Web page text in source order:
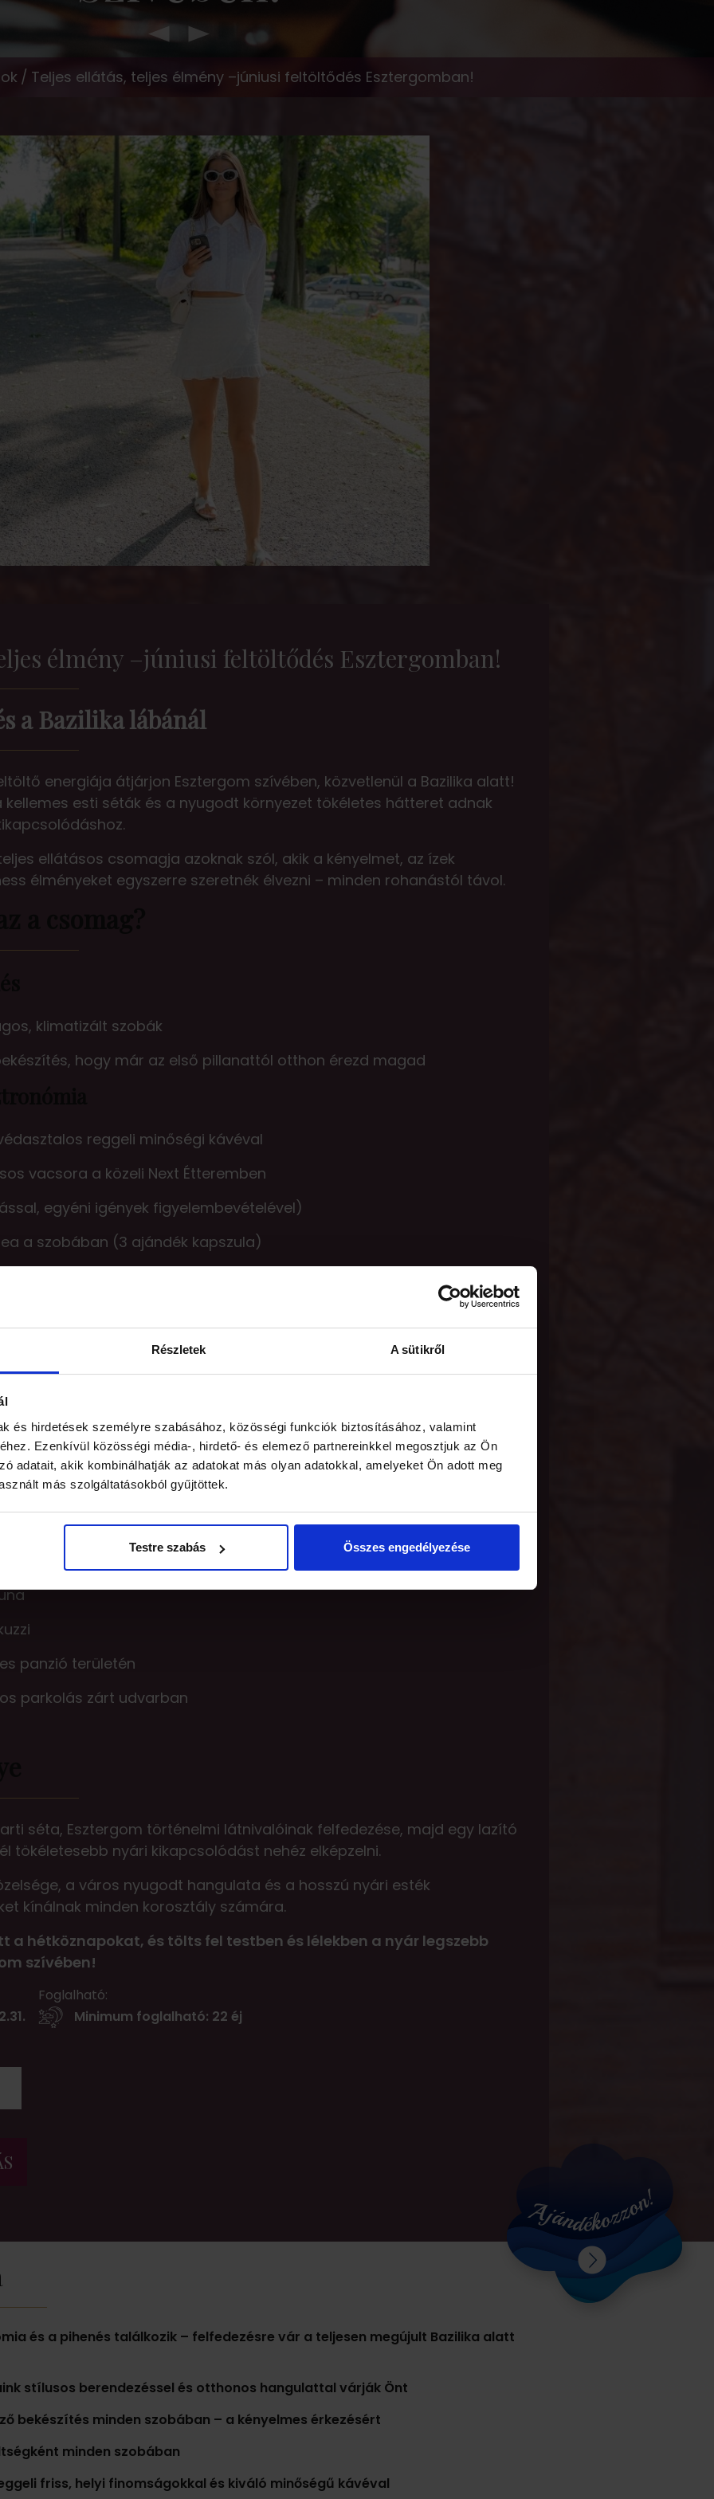
Részletek A sütikről
és hirdetések személyre szabásához, közösségi funkciók biztosításához, valamint
Ezenkívül közösségi média-, hirdető- és elemező partnereinkkel megosztjuk az Ön
adatait, akik kombinálhatják az adatokat más olyan adatokkal, amelyeket Ön adott meg
más szolgáltatásokból gyűjtöttek.
Testre szabás Összes engedélyezése
/ Teljes ellátás, teljes élmény –júniusi feltöltődés Esztergomban!
élmény –júniusi feltöltődés Esztergomban!
a Bazilika lábánál
energiája átjárjon Esztergom szívében, közvetlenül a Bazilika alatt!
kellemes esti séták és a nyugodt környezet tökéletes hátteret adnak
ellátásos csomagja azoknak szól, akik a kényelmet, az ízek
élményeket egyszerre szeretnék élvezni – minden rohanástól távol.
klimatizált szobák
hogy már az első pillanattól otthon érezd magad
reggeli minőségi kávéval
vacsora a közeli Next Étteremben
egyéni igények figyelembevételével)
a szobában (3 ajándék kapszula)
panzió területén
parkolás zárt udvarban
séta, Esztergom történelmi látnivalóinak felfedezése, majd egy lazító
tökéletesebb nyári kikapcsolódást nehéz elképzelni.
a város nyugodt hangulata és a hosszú nyári esték
kínálnak minden korosztály számára.
hétköznapokat, és tölts fel testben és lélekben a nyár legszebb
szívében!
Foglalható:
Minimum foglalható: 22 éj
és a pihenés találkozik – felfedezésre vár a teljesen megújult Bazilika alatt
stílusos berendezéssel és otthonos hangulattal várják Önt
bekészítés minden szobában – a kényelmes érkezésért
minden szobában
friss, helyi finomságokkal és kiváló minőségű kávéval